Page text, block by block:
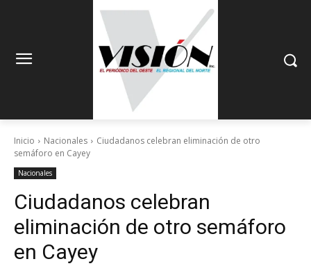
Inicio Nacionales
Ciudadanos celebran eliminación de otro
semáforo en Cayey
Nacionales
Ciudadanos celebran
eliminación de otro semáforo
en Cayey